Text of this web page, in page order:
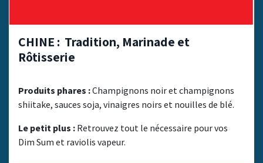
CHINE : Tradition, Marinade et
Rôtisserie
Produits phares :Champignons noir et champignons
shiitake, sauces soja, vinaigres noirs et nouilles de blé.
Le petit plus : Retrouvez tout le nécessaire pour vos
Dim Sum et raviolis vapeur.